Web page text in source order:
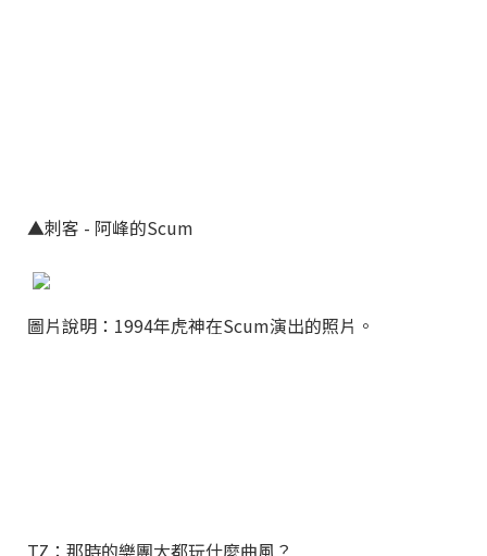
▲刺客 - 阿峰的Scum
圖片說明：1994年虎神在Scum演出的照片。
TZ：那時的樂團大都玩什麼曲風？